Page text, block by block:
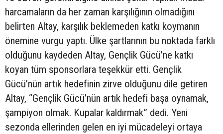
harcamaların da her zaman karşılığının olmadığını
belirten Altay, karşılık beklemeden katkı koymanın
önemine vurgu yaptı. Ülke şartlarının bu noktada farklı
olduğunu kaydeden Altay, Gençlik Gücü’ne katkı
koyan tüm sponsorlara teşekkür etti. Gençlik
Gücü’nün artık hedefinin zirve olduğunu dile getiren
Altay, “Gençlik Gücü’nün artık hedefi başa oynamak,
şampiyon olmak. Kupalar kaldırmak” dedi. Yeni
sezonda ellerinden gelen en iyi mücadeleyi ortaya